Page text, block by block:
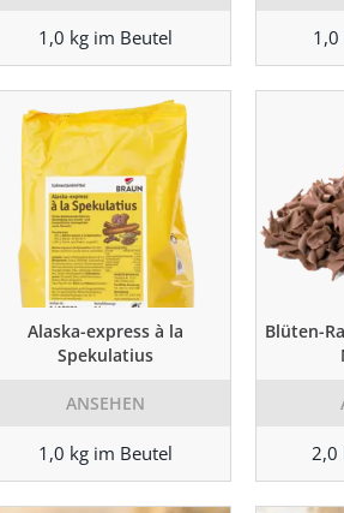
1,0 kg im Beutel 1,0
Alaska-express à la
Spekulatius
ANSEHEN
1,0 kg im Beutel
Blüten-
2,0